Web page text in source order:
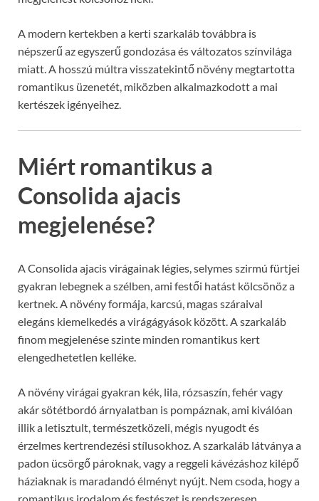
A modern kertekben a kerti szarkaláb továbbra is
népszerű az egyszerű gondozása és változatos színvilága
miatt. A hosszú múltra visszatekintő növény megtartotta
romantikus üzenetét, miközben alkalmazkodott a mai
kertészek igényeihez.
Miért romantikus a
Consolida ajacis
megjelenése?
A Consolida ajacis virágainak légies, selymes szirmú fürtjei
gyakran lebegnek a szélben, ami festői hatást kölcsönöz a
kertnek. A növény formája, karcsú, magas száraival
elegáns kiemelkedés a virágágyások között. A szarkaláb
finom megjelenése szinte minden romantikus kert
elengedhetetlen kelléke.
A növény virágai gyakran kék, lila, rózsaszín, fehér vagy
akár sötétbordó árnyalatban is pompáznak, ami kiválóan
illik a letisztult, természetközeli, mégis nyugodt és
érzelmes kertrendezési stílusokhoz. A szarkaláb látványa a
padon ücsörgő pároknak, vagy a reggeli kávézáshoz kilépő
háziaknak is maradandó élményt nyújt. Nem csoda, hogy a